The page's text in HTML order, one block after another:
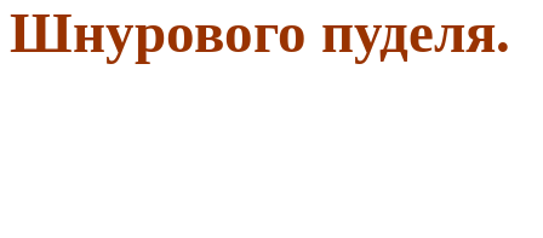
Шнурового пуделя.